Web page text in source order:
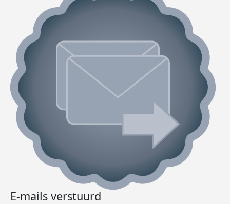
E-mails verstuurd